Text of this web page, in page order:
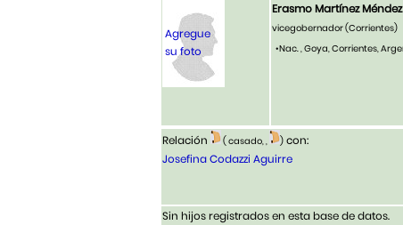
Agregue
su foto
Erasmo Martínez Méndez
vicegobernador (Corrientes)
•Nac. , Goya, Corrientes,
Relación ( casado, , ) con:
Josefina Codazzi Aguirre
Sin hijos registrados en esta base de datos.